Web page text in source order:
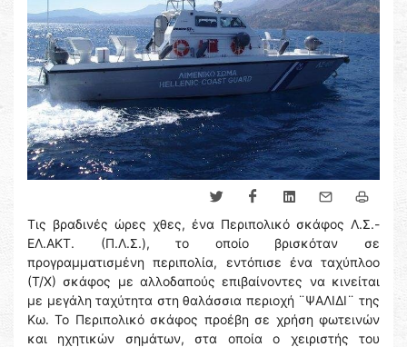
Τις βραδινές ώρες χθες, ένα Περιπολικό σκάφος Λ.Σ.-
ΕΛ.ΑΚΤ. (Π.Λ.Σ.), το οποίο βρισκόταν σε
προγραμματισμένη περιπολία, εντόπισε ένα ταχύπλοο
(Τ/Χ) σκάφος με αλλοδαπούς επιβαίνοντες να κινείται
με μεγάλη ταχύτητα στη θαλάσσια περιοχή ¨ΨΑΛΙΔΙ¨ της
Κω. Το Περιπολικό σκάφος προέβη σε χρήση φωτεινών
και ηχητικών σημάτων, στα οποία ο χειριστής του